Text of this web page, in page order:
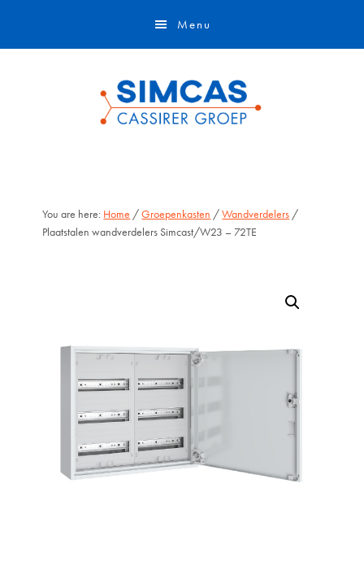
Menu
You are here: Home /Groepenkasten /Wandverdelers /
Plaatstalen wandverdelers Simcast/W23 – 72TE